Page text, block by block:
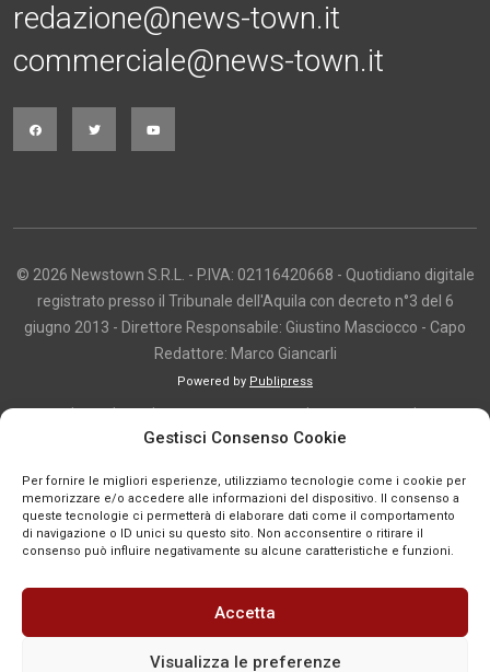
Gestisci Consenso Cookie
Per fornire le migliori esperienze, utilizziamo tecnologie come i cookie per
memorizzare e/o accedere alle informazioni del dispositivo. Il consenso a
queste tecnologie ci permetterà di elaborare dati come il comportamento
di navigazione o ID unici su questo sito. Non acconsentire o ritirare il
consenso può influire negativamente su alcune caratteristiche e funzioni.
Accetta
Visualizza le preferenze
redazione@news-town.it
commerciale@news-town.it
© 2026 Newstown S.R.L. - P.IVA: 02116420668 - Quotidiano digitale
registrato presso il Tribunale dell'Aquila con decreto n°3 del 6
giugno 2013 - Direttore Responsabile: Giustino Masciocco - Capo
Redattore: Marco Giancarli
Powered by Publipress
articoli, immagini, fotografie, video e grafica, sono protetti da copyright e
indicazione. La riproduzione totale o parziale dei contenuti è consentita
solo previa autorizzazione o citando chiaramente la fonte, con link diretto
alla pagina originale, quando previsto. I contenuti provenienti da terze
titolari dei diritti. Se un contenuto viola diritti d’autore o norme vigenti, è